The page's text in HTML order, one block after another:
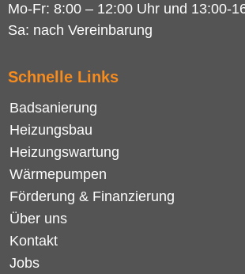
Mo-Fr: 8:00 – 12:00 Uhr und 13:00-
Sa: nach Vereinbarung
Schnelle Links
Badsanierung
Heizungsbau
Heizungswartung
Wärmepumpen
Förderung & Finanzierung
Über uns
Kontakt
Jobs